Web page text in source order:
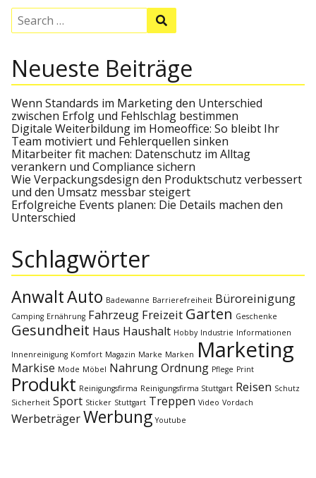
r
a
g
s
n
a
v
i
g
a
t
i
o
o
s
s
t
S
c
h
f
o
r
:
e
c
h
Neueste Beiträge
Wenn Standards im Marketing den Unterschied
zwischen Erfolg und Fehlschlag bestimmen
Digitale Weiterbildung im Homeoffice: So bleibt Ihr
Team motiviert und Fehlerquellen sinken
Mitarbeiter fit machen: Datenschutz im Alltag
verankern und Compliance sichern
Wie Verpackungsdesign den Produktschutz verbessert
und den Umsatz messbar steigert
Erfolgreiche Events planen: Die Details machen den
Unterschied
Schlagwörter
AnwaltAuto Badewanne Barrierefreiheit Büroreinigung
Camping Ernährung Fahrzeug Freizeit Garten Geschenke
Gesundheit Haus Haushalt Hobby Industrie Informationen
Innenreinigung Komfort Magazin Marke Marken Marketing
Markise Mode Möbel NahrungOrdnung Pflege Print
Produkt Reinigungsfirma Reinigungsfirma Stuttgart Reisen Schutz
Sicherheit Sport Sticker Stuttgart Treppen Video Vordach
WerbeträgerWerbung Youtube